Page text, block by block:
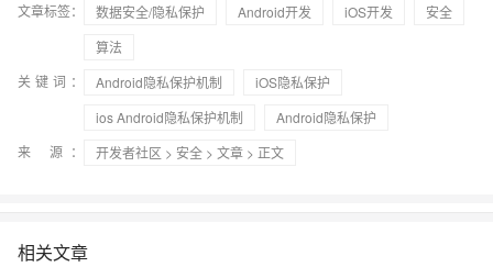
文章标签： 数据安全/隐私保护 Android开发 iOS开发
安全
算法
关键词：
Android隐私保护机制
iOS隐私保护
ios Android隐私保护机制
Android隐私保护
来 源：
开发者社区 > 安全 > 文章 > 正文
相关文章